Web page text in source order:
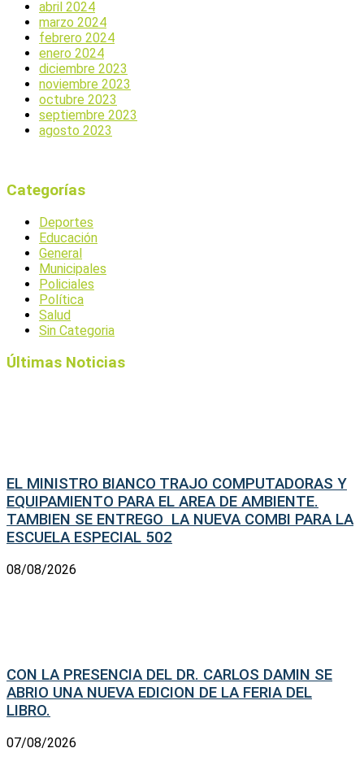
abril 2024
marzo 2024
febrero 2024
enero 2024
diciembre 2023
noviembre 2023
octubre 2023
septiembre 2023
agosto 2023
Categorías
Deportes
Educación
General
Municipales
Policiales
Política
Salud
Sin Categoria
Últimas Noticias
EL MINISTRO BIANCO TRAJO COMPUTADORAS Y
EQUIPAMIENTO PARA EL AREA DE AMBIENTE.
TAMBIEN SE ENTREGO LA NUEVA COMBI PARA LA
ESCUELA ESPECIAL 502
08/08/2026
CON LA PRESENCIA DEL DR. CARLOS DAMIN SE
ABRIO UNA NUEVA EDICION DE LA FERIA DEL
LIBRO.
07/08/2026